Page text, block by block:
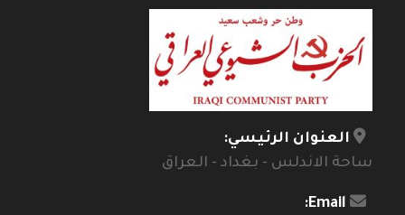
العنوان الرئيسي:
ساحة الاندلس - بغداد - العراق
Email: